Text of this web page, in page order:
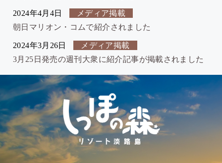
2024年4月4日
メディア掲載
朝日マリオン・コムで紹介されました
2024年3月26日
メディア掲載
3月25日発売の週刊大衆に紹介記事が掲載されました